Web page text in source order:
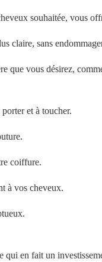
souhaitée, vous
claire, sans
que vous désirez,
et à toucher.
coiffure.
à vos cheveux.
qui en fait un